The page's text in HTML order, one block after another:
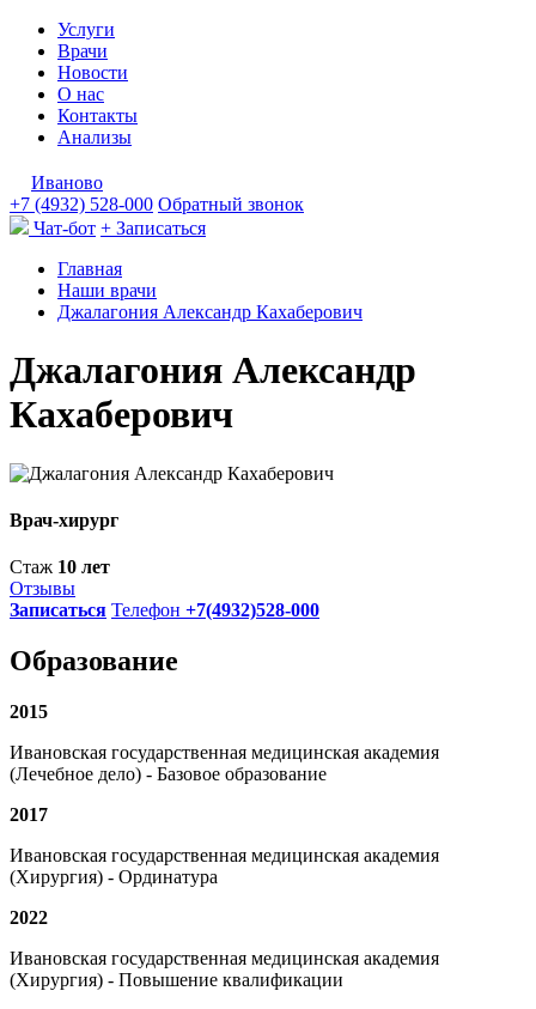
Услуги
Врачи
Новости
О нас
Контакты
Анализы
Иваново
+7 (4932) 528-000 Обратный звонок
Чат-бот + Записаться
Главная
Наши врачи
Джалагония Александр Кахаберович
Джалагония Александр
Кахаберович
Врач-хирург
Стаж 10 лет
Отзывы
Записаться Телефон +7(4932)528-000
Образование
2015
Ивановская государственная медицинская академия
(Лечебное дело) - Базовое образование
2017
Ивановская государственная медицинская академия
(Хирургия) - Ординатура
2022
Ивановская государственная медицинская академия
(Хирургия) - Повышение квалификации